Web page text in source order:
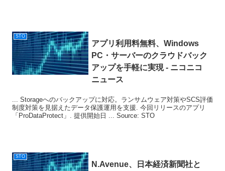
STO
アプリ利用料無料、Windows
PC・サーバーのクラウドバック
アップを手軽に実現 - ニコニコ
ニュース
... Storageへのバックアップに対応。ランサムウェア対策やSCS評価
制度対策を見据えたデータ保護運用を支援. 今回リリースのアプリ
「ProDataProtect」. 提供開始日 ... Source: STO
STO
N.Avenue、日本経済新聞社と